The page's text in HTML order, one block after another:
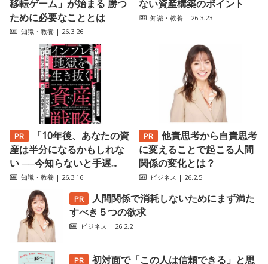
移転ゲーム」が始まる 勝つ
ために必要なこととは
知識・教養 | 26.3.26
ない資産構築のポイント
知識・教養 | 26.3.23
「10年後、あなたの資
産は半分になるかもしれな
い ──今知らないと手遅...
知識・教養 | 26.3.16
他責思考から自責思考
に変えることで起こる人間
関係の変化とは？
ビジネス | 26.2.5
人間関係で消耗しないためにまず満た
すべき５つの欲求
ビジネス | 26.2.2
初対面で「この人は信頼できる」と思